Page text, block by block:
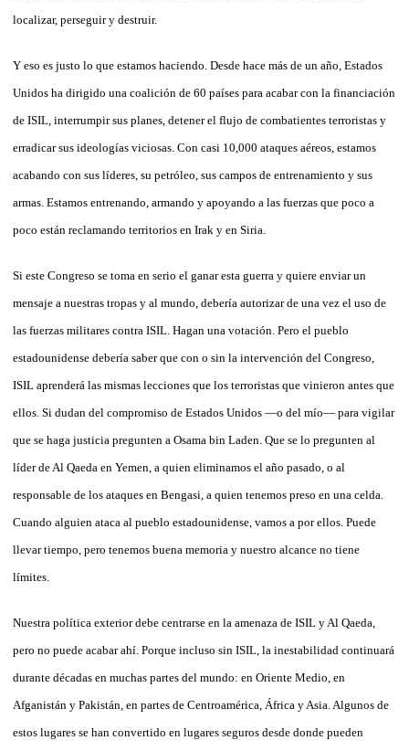
localizar, perseguir y destruir.
Y eso es justo lo que estamos haciendo. Desde hace más de un año, Estados
Unidos ha dirigido una coalición de 60 países para acabar con la financiación
de ISIL, interrumpir sus planes, detener el flujo de combatientes terroristas y
erradicar sus ideologías viciosas. Con casi 10,000 ataques aéreos, estamos
acabando con sus líderes, su petróleo, sus campos de entrenamiento y sus
armas. Estamos entrenando, armando y apoyando a las fuerzas que poco a
poco están reclamando territorios en Irak y en Siria.
Si este Congreso se toma en serio el ganar esta guerra y quiere enviar un
mensaje a nuestras tropas y al mundo, debería autorizar de una vez el uso de
las fuerzas militares contra ISIL. Hagan una votación. Pero el pueblo
estadounidense debería saber que con o sin la intervención del Congreso,
ISIL aprenderá las mismas lecciones que los terroristas que vinieron antes que
ellos. Si dudan del compromiso de Estados Unidos —o del mío— para vigilar
que se haga justicia pregunten a Osama bin Laden. Que se lo pregunten al
líder de Al Qaeda en Yemen, a quien eliminamos el año pasado, o al
responsable de los ataques en Bengasi, a quien tenemos preso en una celda.
Cuando alguien ataca al pueblo estadounidense, vamos a por ellos. Puede
llevar tiempo, pero tenemos buena memoria y nuestro alcance no tiene
límites.
Nuestra política exterior debe centrarse en la amenaza de ISIL y Al Qaeda,
pero no puede acabar ahí. Porque incluso sin ISIL, la inestabilidad continuará
durante décadas en muchas partes del mundo: en Oriente Medio, en
Afganistán y Pakistán, en partes de Centroamérica, África y Asia. Algunos de
estos lugares se han convertido en lugares seguros desde donde pueden